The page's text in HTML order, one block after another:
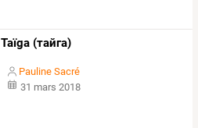
Taïga (тайга)
Pauline Sacré
31 mars 2018